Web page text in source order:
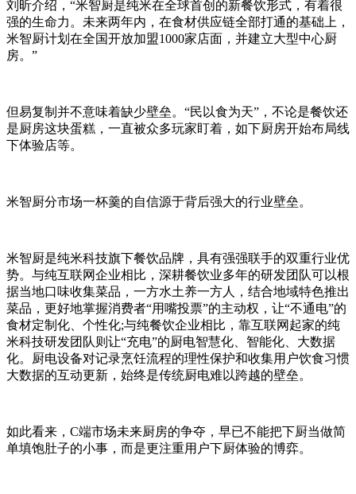
刘昕介绍，“米智厨是纯米在全球首创的新餐饮形式，有着很
强的生命力。未来两年内，在食材供应链全部打通的基础上，
米智厨计划在全国开放加盟1000家店面，并建立大型中心厨
房。”
但易复制并不意味着缺少壁垒。“民以食为天”，不论是餐饮还
是厨房这块蛋糕，一直被众多玩家盯着，如下厨房开始布局线
下体验店等。
米智厨分市场一杯羹的自信源于背后强大的行业壁垒。
米智厨是纯米科技旗下餐饮品牌，具有强强联手的双重行业优
势。与纯互联网企业相比，深耕餐饮业多年的研发团队可以根
据当地口味收集菜品，一方水土养一方人，结合地域特色推出
菜品，更好地掌握消费者“用嘴投票”的主动权，让“不通电”的
食材定制化、个性化;与纯餐饮企业相比，靠互联网起家的纯
米科技研发团队则让“充电”的厨电智慧化、智能化、大数据
化。厨电设备对记录烹饪流程的理性保护和收集用户饮食习惯
大数据的互动更新，始终是传统厨电难以跨越的壁垒。
如此看来，C端市场未来厨房的争夺，早已不能把下厨当做简
单填饱肚子的小事，而是更注重用户下厨体验的博弈。